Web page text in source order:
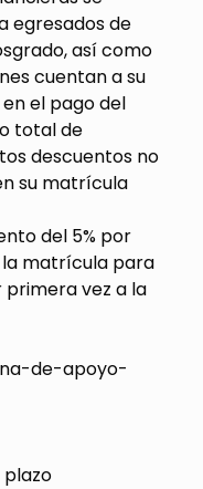
egresados de
así como
cuentan a su
el pago del
total de
descuentos no
su matrícula
del 5% por
matrícula para
vez a la
de-apoyo-